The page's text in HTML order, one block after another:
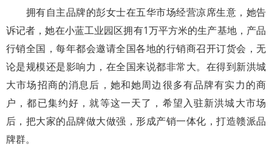
拥有自主品牌的彭女士在五华市场经营凉席生意，她告
诉记者，她在小蓝工业园区拥有1万平方米的生产基地，产品
行销全国，每年都会邀请全国各地的行销商召开订货会，无
论是规模还是影响力，在全国来说都非常大。在得到新洪城
大市场招商的消息后，她和她周边很多有品牌有实力的商
户，都已集约好，就等这一天了，希望入驻新洪城大市场
后，把大家的品牌做大做强，形成产销一体化，打造赣派品
牌群。